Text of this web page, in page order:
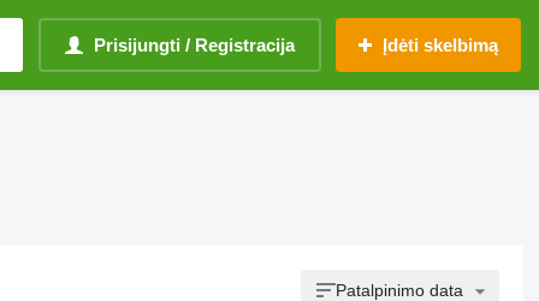
Prisijungti / Registracija Įdėti skelbimą
Patalpinimo data